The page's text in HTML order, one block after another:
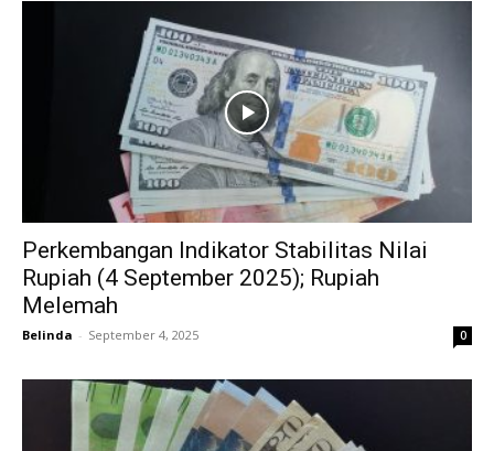
Perkembangan Indikator Stabilitas Nilai
Rupiah (4 September 2025); Rupiah
Melemah
Belinda - September 4, 2025 0